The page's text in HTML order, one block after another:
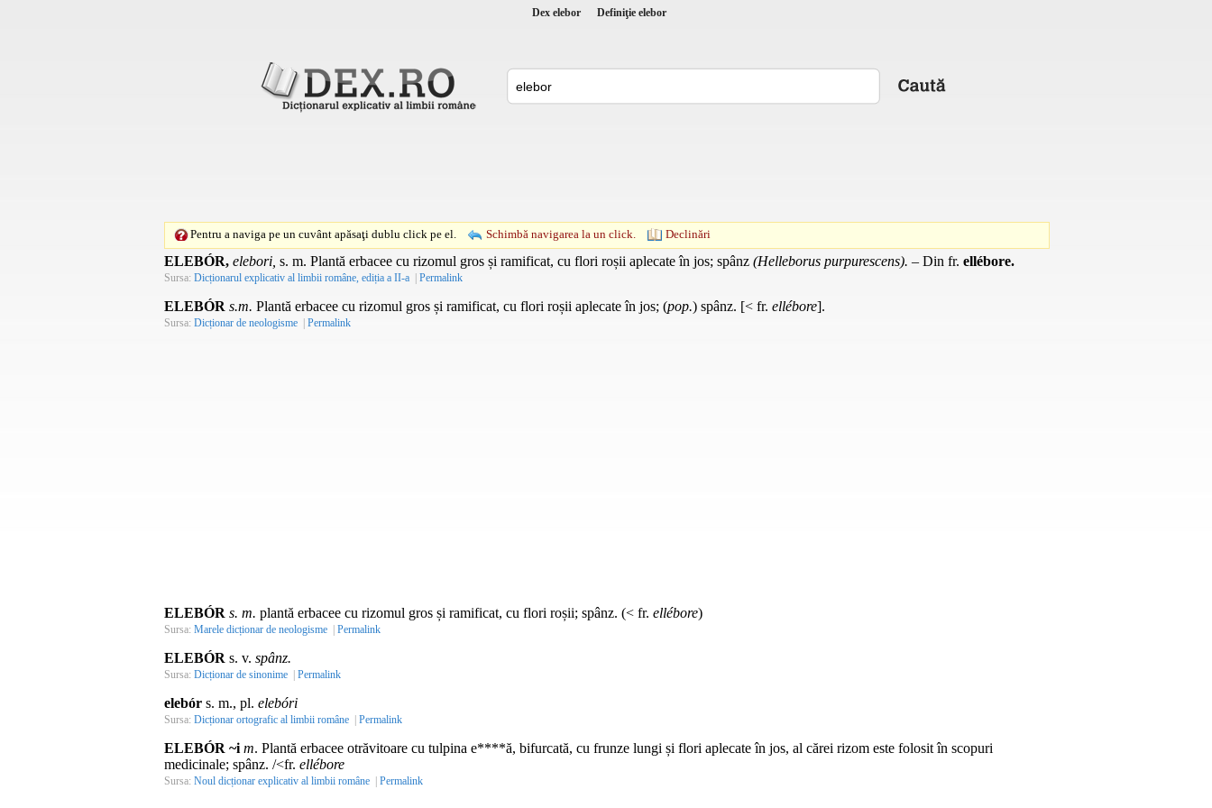
Dex elebor Definiţie elebor
Pentru a naviga pe un cuvânt apăsaţi dublu click pe el. Schimbă navigarea la un click. Declinări
ELEBÓR, elebori, s. m. Plantă erbacee cu rizomul gros și ramificat, cu flori roșii aplecate în jos; spânz (Helleborus purpurescens). – Din fr. ellébore.
Sursa: Dicționarul explicativ al limbii române, ediția a II-a | Permalink
ELEBÓR s.m. Plantă erbacee cu rizomul gros și ramificat, cu flori roșii aplecate în jos; (pop.) spânz. [< fr. ellébore].
Sursa: Dicționar de neologisme | Permalink
ELEBÓR s. m. plantă erbacee cu rizomul gros și ramificat, cu flori roșii; spânz. (< fr. ellébore)
Sursa: Marele dicționar de neologisme | Permalink
ELEBÓR s. v. spânz.
Sursa: Dicționar de sinonime | Permalink
elebór s. m., pl. elebóri
Sursa: Dicționar ortografic al limbii române | Permalink
ELEBÓR ~i m. Plantă erbacee otrăvitoare cu tulpina e****ă, bifurcată, cu frunze lungi și flori aplecate în jos, al cărei rizom este folosit în scopuri
medicinale; spânz. /<fr. ellébore
Sursa: Noul dicționar explicativ al limbii române | Permalink